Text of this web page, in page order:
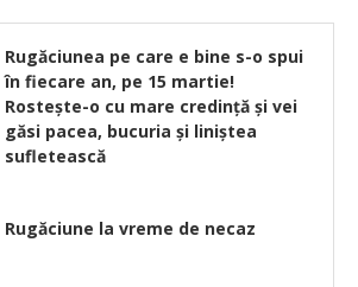
Rugăciunea pe care e bine s-o spui
în fiecare an, pe 15 martie!
Rostește-o cu mare credință și vei
găsi pacea, bucuria și liniștea
sufletească
Rugăciune la vreme de necaz